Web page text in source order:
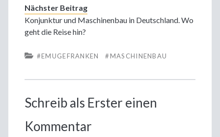
Nächster Beitrag
Konjunktur und Maschinenbau in Deutschland. Wo
geht die Reise hin?
#EMUGEFRANKEN #MASCHINENBAU
Schreib als Erster einen
Kommentar